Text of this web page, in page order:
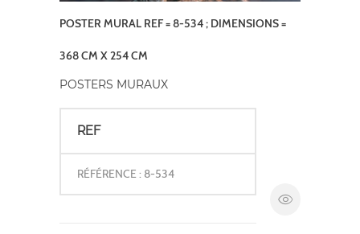
POSTER MURAL REF = 8-534 ; DIMENSIONS =
368 CM X 254 CM
POSTERS MURAUX
REF
RÉFÉRENCE : 8-534